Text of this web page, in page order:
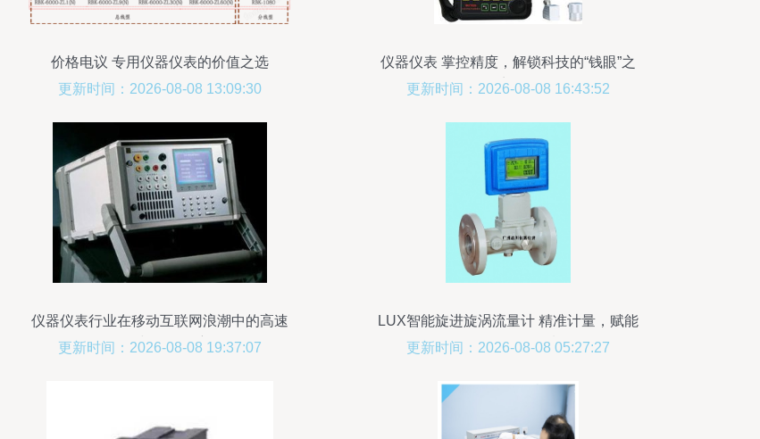
价格电议 专用仪器仪表的价值之选
更新时间：2026-08-08 13:09:30
仪器仪表 掌控精度，解锁科技的“钱眼”之
门
更新时间：2026-08-08 16:43:52
仪器仪表行业在移动互联网浪潮中的高速
崛起与转型洞察
更新时间：2026-08-08 19:37:07
LUX智能旋进旋涡流量计 精准计量，赋能
管道天然气领域
更新时间：2026-08-08 05:27:27